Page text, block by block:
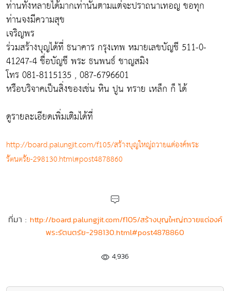
ท่านทั้งหลายได้มากเท่านั้นตามแต่จะปราถนาเทอญ ขอทุก
ท่านจงมีความสุข
เจริญพร
ร่วมสร้างบุญได้ที่ ธนาคาร กรุงเทพ หมายเลขบัญชี 511-0-
41247-4 ชื่อบัญชี พระ ธนพนธ์ ชาญสมิง
โทร 081-8115135 , 087-6796601
หรือบริจาคเป็นสิ่งของเช่น หิน ปูน ทราย เหล็ก ก็ ได้
ดูรายละเอียดเพิ่มเติมได้ที่
http://board.palungjit.com/f105/สร้างบุญใหญ่ถวายแด่องค์พระ
รัตนตรัย-298130.html#post4878860
ที่มา : http://board.palungjit.com/f105/สร้างบุญใหญ่ถวายแด่องค์
พระรัตนตรัย-298130.html#post4878860
4,936